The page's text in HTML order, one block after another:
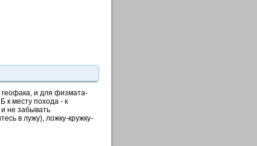
и для физмата-
к месту похода - к
не забывать
в лужу), ложку-кружку-